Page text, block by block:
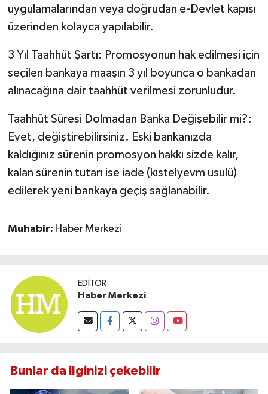
uygulamalarından veya doğrudan e-Devlet kapısı
üzerinden kolayca yapılabilir.
3 Yıl Taahhüt Şartı: Promosyonun hak edilmesi için
seçilen bankaya maaşın 3 yıl boyunca o bankadan
alınacağına dair taahhüt verilmesi zorunludur.
Taahhüt Süresi Dolmadan Banka Değişebilir mi?:
Evet, değiştirebilirsiniz. Eski bankanızda
kaldığınız sürenin promosyon hakkı sizde kalır,
kalan sürenin tutarı ise iade (kıstelyevm usulü)
edilerek yeni bankaya geçiş sağlanabilir.
Muhabir: Haber Merkezi
EDITÖR
Haber Merkezi
Bunlar da ilginizi çekebilir